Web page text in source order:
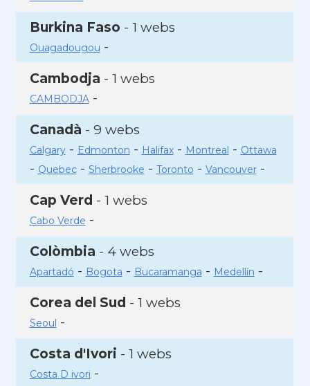
Burkina Faso - 1 webs
Ouagadougou -
Cambodja - 1 webs
CAMBODJA-
Canadà - 9 webs
Calgary- Edmonton - Halifax- Montreal - Ottawa
- Quebec- Sherbrooke - Toronto - Vancouver-
Cap Verd - 1 webs
Cabo Verde -
Colòmbia - 4 webs
Apartadó - Bogota - Bucaramanga - Medellín -
Corea del Sud - 1 webs
Seoul -
Costa d'Ivori - 1 webs
Costa D ivori -